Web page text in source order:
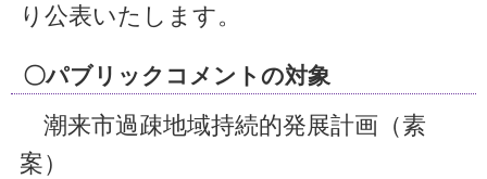
り公表いたします。
〇パブリックコメントの対象
潮来市過疎地域持続的発展計画（素
案）